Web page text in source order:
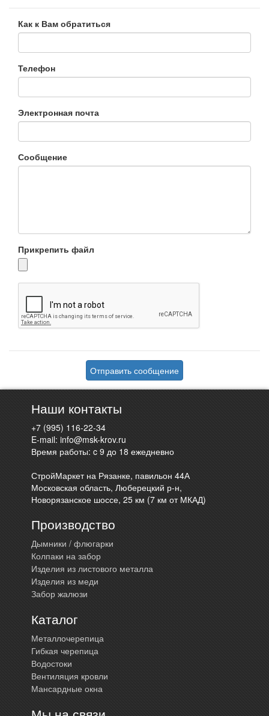
Как к Вам обратиться
Телефон
Электронная почта
Сообщение
Прикрепить файл
Отправить сообщение
Наши контакты
+7 (995) 116-22-34
E-mail:info@msk-krov.ru
Время работы: c 9 до 18 ежедневно
СтройМаркет на Рязанке, павильон 44А
Московская область, Люберецкий р-н,
Новорязанское шоссе, 25 км (7 км от МКАД)
Производство
Дымники / флюгарки
Колпаки на забор
Изделия из листового металла
Изделия из меди
Забор жалюзи
Каталог
Металлочерепица
Гибкая черепица
Водостоки
Вентиляция кровли
Мансардные окна